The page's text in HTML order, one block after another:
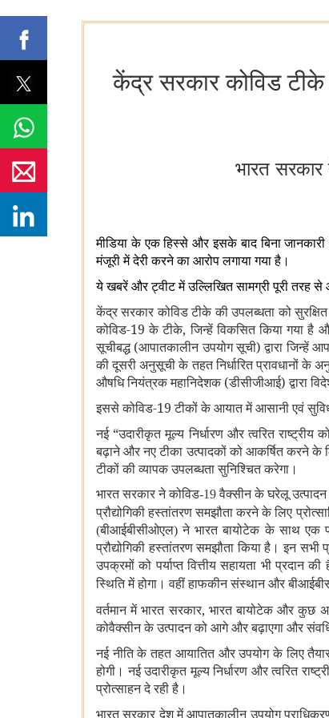
केंद्र सरकार कोविड
भारत सरकार
मीडिया के एक हिस्से और इसके बाद बिना
मंजूरी में देरी करने का आरोप लगाया गया है।
ये खबरें और ट्वीट में उल्लिखित सामग्री पूरी तरह
केंद्र सरकार कोविड टीके की उपलब्धता को
कोविड-19 के टीके, जिन्हें विकसित किया गया है
सूचीबद्ध (आपातकालीन उपयोग सूची) द्वारा जिन्हें
की दूसरी अनुसूची के तहत निर्धारित प्रावधानों
औषधि नियंत्रक महानिदेशक (डीसीजीआई) द्वारा
इससे कोविड-19 टीकों के आयात में आसानी एवं
नई “उदारीकृत मूल्य निर्धारण और त्वरित
बढ़ाने और नए टीका उत्पादकों को आकर्षित करने के
टीकों की व्यापक उपलब्धता सुनिश्चित करेगा।
भारत सरकार ने कोविड-19 वैक्सीन के घरेलू
प्रौद्योगिकी हस्तांतरण समझौता करने के लिए
(बीआईबीसीओएल) ने भारत बायोटेक के साथ एक
प्रौद्योगिकी हस्तांतरण समझौता किया है। इन
उपक्रमों को पर्याप्त वित्तीय सहायता भी
स्थिति में होगा। वहीं हाफकीन संस्थान और
वर्तमान में भारत सरकार, भारत बायोटेक और कुछ
कोवैक्सीन के उत्पादन को आगे और बढ़ाएगा और
नई नीति के तहत आयातित और उपयोग के लिए
होगी। नई उदारीकृत मूल्य निर्धारण और त्वरित
प्रोत्साहन दे रही है।
भारत सरकार देश में आपातकालीन उपयोग